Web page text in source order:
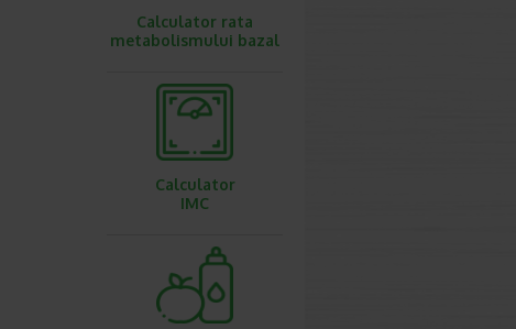
Calculator rata
metabolismului bazal
Calculator
IMC